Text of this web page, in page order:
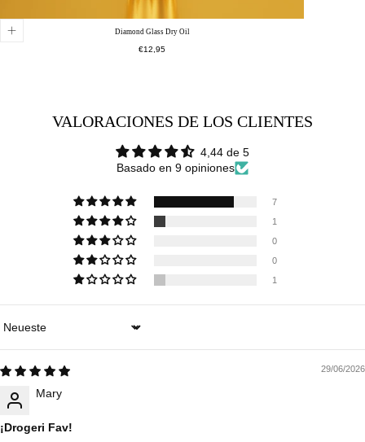
Diamond Glass Dry Oil
Precio
€12,95
VALORACIONES DE LOS CLIENTES
4,44 de 5
Basado en 9 opiniones
7
1
0
0
1
Sort by
29/06/2026
Mary
¡Drogeri Fav!